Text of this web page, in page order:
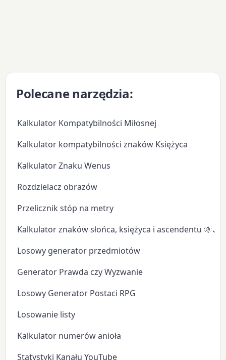
Polecane narzędzia:
Kalkulator Kompatybilności Miłosnej
Kalkulator kompatybilności znaków Księżyca
Kalkulator Znaku Wenus
Rozdzielacz obrazów
Przelicznik stóp na metry
Kalkulator znaków słońca, księżyca i ascendentu
Losowy generator przedmiotów
Generator Prawda czy Wyzwanie
Losowy Generator Postaci RPG
Losowanie listy
Kalkulator numerów anioła
Statystyki Kanału YouTube